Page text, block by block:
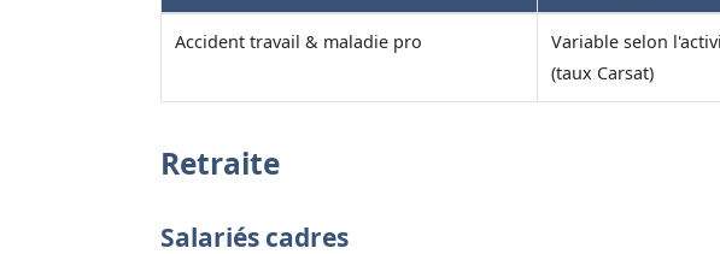
Accident travail & maladie pro
Variable selon
(taux Carsat)
Retraite
Salariés cadres